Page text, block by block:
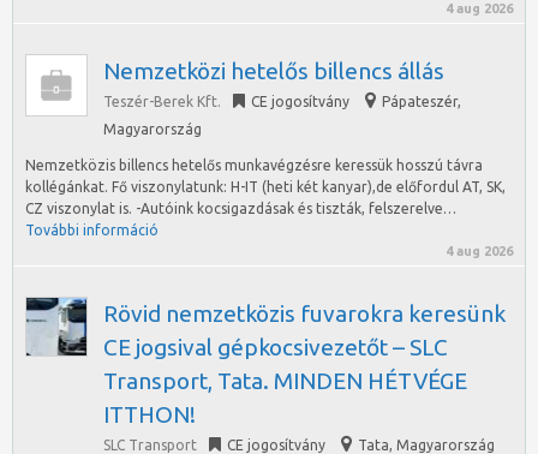
4 aug 2026
Nemzetközi hetelős billencs állás
Teszér-Berek Kft. CE jogosítvány Pápateszér,
Magyarország
Nemzetközis billencs hetelős munkavégzésre keressük hosszú távra
kollégánkat. Fő viszonylatunk: H-IT (heti két kanyar),de előfordul AT, SK,
CZ viszonylat is. -Autóink kocsigazdásak és tiszták, felszerelve…
További információ
4 aug 2026
Rövid nemzetközis fuvarokra keresünk
CE jogsival gépkocsivezetőt – SLC
Transport, Tata. MINDEN HÉTVÉGE
ITTHON!
SLC Transport CE jogosítvány Tata, Magyarország